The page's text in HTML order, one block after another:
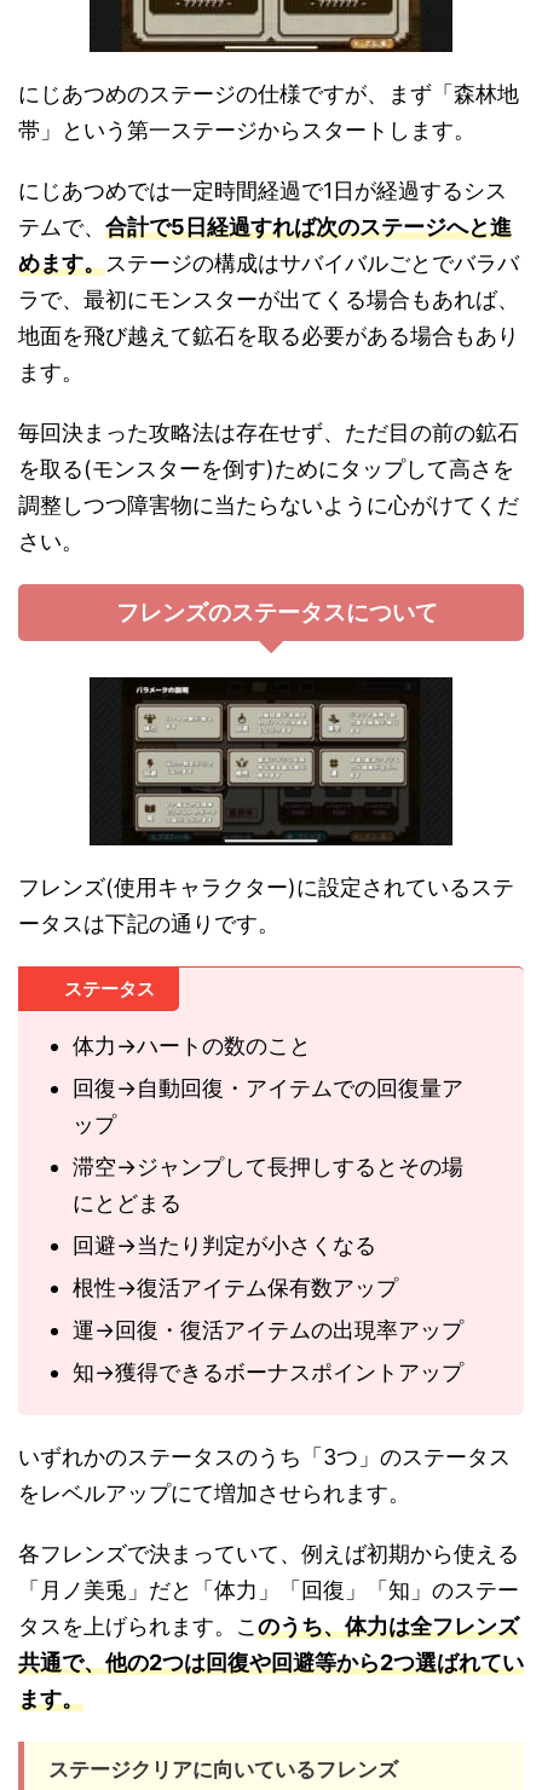
にじあつめのステージの仕様ですが、まず「森林地
帯」という第一ステージからスタートします。
にじあつめでは一定時間経過で1日が経過するシス
テムで、 合計で5日経過すれば次のステージへと進
めます。ステージの構成はサバイバルごとでバラバ
ラで、最初にモンスターが出てくる場合もあれば、
地面を飛び越えて鉱石を取る必要がある場合もあり
ます。
毎回決まった攻略法は存在せず、ただ目の前の鉱石
を取る(モンスターを倒す)ためにタップして高さを
調整しつつ障害物に当たらないように心がけてくだ
さい。
フレンズのステータスについて
フレンズ(使用キャラクター)に設定されているステ
ータスは下記の通りです。
ステータス
体力→ハートの数のこと
回復→自動回復・アイテムでの回復量ア
ップ
滞空→ジャンプして長押しするとその場
にとどまる
回避→当たり判定が小さくなる
根性→復活アイテム保有数アップ
運→回復・復活アイテムの出現率アップ
知→獲得できるボーナスポイントアップ
いずれかのステータスのうち「3つ」のステータス
をレベルアップにて増加させられます。
各フレンズで決まっていて、例えば初期から使える
「月ノ美兎」だと「体力」「回復」「知」のステー
タスを上げられます。こ のうち、体力は全フレンズ
共通で、他の2つは回復や回避等から2つ選ばれてい
ます。
ステージクリアに向いているフレンズ